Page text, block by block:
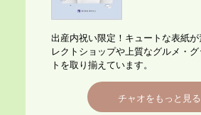
出産内祝い限定！キュートな表紙
レクトショップや上質なグルメ・
トを取り揃えています。
チャオをもっと見る